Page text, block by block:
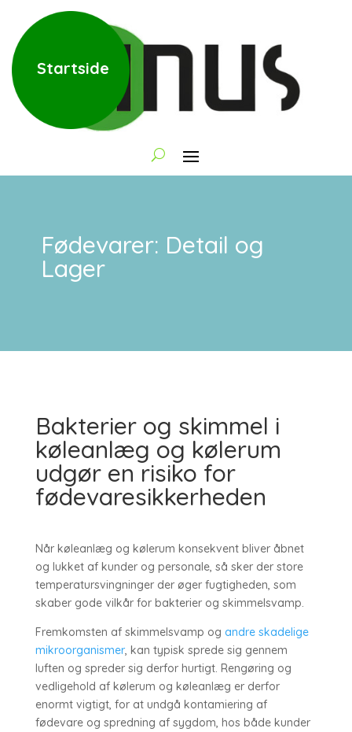
Startside
Fødevarer: Detail og
Lager
Bakterier og skimmel i
køleanlæg og kølerum
udgør en risiko for
fødevaresikkerheden
Når køleanlæg og kølerum konsekvent bliver åbnet
og lukket af kunder og personale, så sker der store
temperatursvingninger der øger fugtigheden, som
skaber gode vilkår for bakterier og skimmelsvamp.
Fremkomsten af skimmelsvamp og andre skadelige
mikroorganismer, kan typisk sprede sig gennem
luften og spreder sig derfor hurtigt. Rengøring og
vedligehold af kølerum og køleanlæg er derfor
enormt vigtigt, for at undgå kontamiering af
fødevare og spredning af sygdom, hos både kunder